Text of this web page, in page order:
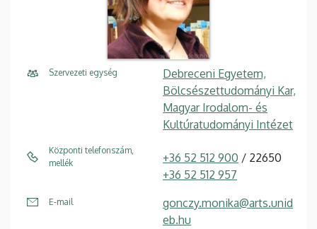
Szervezeti egység
Debreceni Egyetem,
Bölcsészettudományi Kar,
Magyar Irodalom- és
Kultúratudományi Intézet
Központi telefonszám,
mellék
+36 52 512 900 / 22650
+36 52 512 957
E-mail
gonczy.monika@arts.unid
eb.hu